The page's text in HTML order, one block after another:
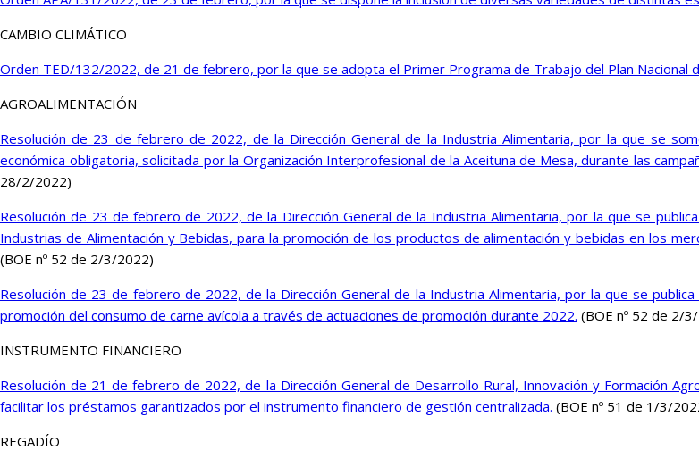
CAMBIO CLIMÁTICO
Orden TED/132/2022, de 21 de febrero, por la que se adopta el Primer Programa de Trabajo del Plan Nacional
AGROALIMENTACIÓN
Resolución de 23 de febrero de 2022, de la Dirección General de la Industria Alimentaria, por la que se
económica obligatoria, solicitada por la Organización Interprofesional de la Aceituna de Mesa, durante las
28/2/2022)
Resolución de 23 de febrero de 2022, de la Dirección General de la Industria Alimentaria, por la que se
Industrias de Alimentación y Bebidas, para la promoción de los productos de alimentación y bebidas en los
(BOE nº 52 de 2/3/2022)
Resolución de 23 de febrero de 2022, de la Dirección General de la Industria Alimentaria, por la que se
promoción del consumo de carne avícola a través de actuaciones de promoción durante 2022. (BOE nº 52 de 2/
INSTRUMENTO FINANCIERO
Resolución de 21 de febrero de 2022, de la Dirección General de Desarrollo Rural, Innovación y Formación
facilitar los préstamos garantizados por el instrumento financiero de gestión centralizada. (BOE nº 51 de 1/3/
REGADÍO